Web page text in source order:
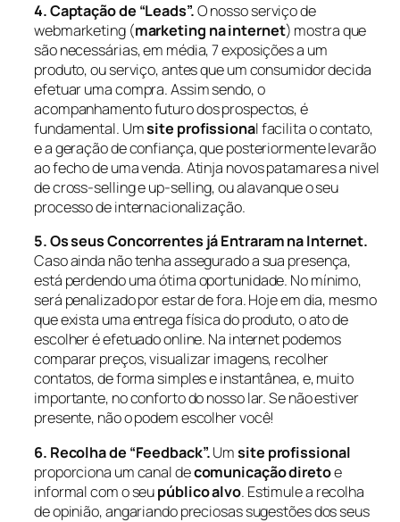
4. Captação de “Leads”.O nosso serviço de
webmarketing (marketing na internet) mostra que
são necessárias, em média, 7 exposições a um
produto, ou serviço, antes que um consumidor decida
efetuar uma compra. Assim sendo, o
acompanhamento futuro dos prospectos, é
fundamental. Umsite profissional facilita o contato,
e a geração de confiança, que posteriormente levarão
ao fecho de uma venda. Atinja novos patamares a nivel
de cross-selling e up-selling, ou alavanque o seu
processo de internacionalização.
5. Os seus Concorrentes já Entraram na Internet.
Caso ainda não tenha assegurado a sua presença,
está perdendo uma ótima oportunidade. No mínimo,
será penalizado por estar de fora. Hoje em dia, mesmo
que exista uma entrega física do produto, o ato de
escolher é efetuado online. Na internet podemos
comparar preços, visualizar imagens, recolher
contatos, de forma simples e instantânea, e, muito
importante, no conforto do nosso lar. Se não estiver
presente, não o podem escolher você!
6. Recolha de “Feedback”.Umsite profissional
proporciona um canal decomunicação diretoe
informal com o seupúblico alvo. Estimule a recolha
de opinião, angariando preciosas sugestões dos seus